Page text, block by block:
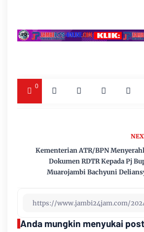
0
Kementerian ATR/BPN
Dokumen RDTR Kepada Pj
Muarojambi Bachyuni
Anda mungkin menyukai